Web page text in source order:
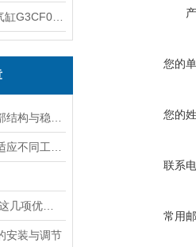
安装与调节
您的
您的
联系
常用